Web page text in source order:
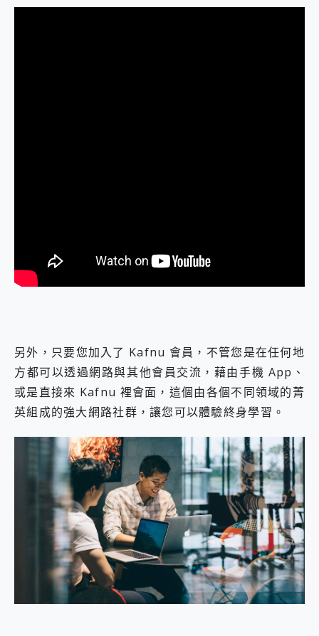
另外，只要您加入了 Kafnu 會員，不管您是在任何地
方都可以透過網路與其他會員交流，藉由手機 App、
或是直接來 Kafnu 裡會面，這個由各個不同領域的菁
英組成的強大網路社群，讓您可以體驗終身學習。